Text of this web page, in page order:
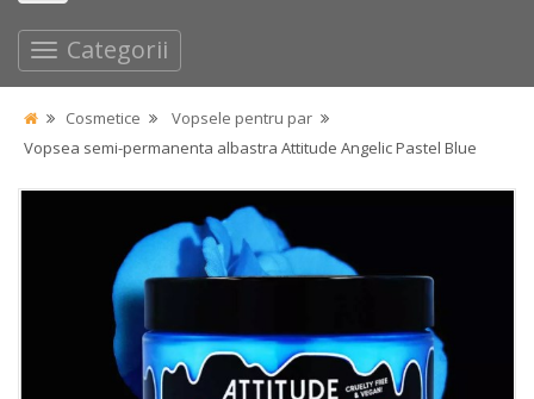
Categorii
Cosmetice
Vopsele pentru par
Vopsea semi-permanenta albastra Attitude Angelic Pastel Blue